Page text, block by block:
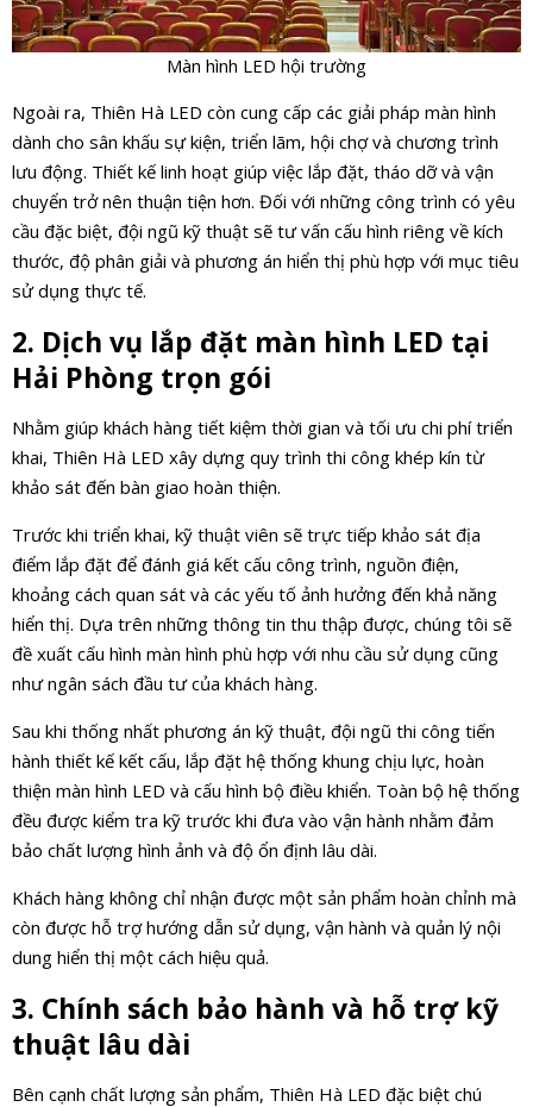
Màn hình LED hội trường
Ngoài ra, Thiên Hà LED còn cung cấp các giải pháp màn hình
dành cho sân khấu sự kiện, triển lãm, hội chợ và chương trình
lưu động. Thiết kế linh hoạt giúp việc lắp đặt, tháo dỡ và vận
chuyển trở nên thuận tiện hơn. Đối với những công trình có yêu
cầu đặc biệt, đội ngũ kỹ thuật sẽ tư vấn cấu hình riêng về kích
thước, độ phân giải và phương án hiển thị phù hợp với mục tiêu
sử dụng thực tế.
2. Dịch vụ lắp đặt màn hình LED tại
Hải Phòng trọn gói
Nhằm giúp khách hàng tiết kiệm thời gian và tối ưu chi phí triển
khai, Thiên Hà LED xây dựng quy trình thi công khép kín từ
khảo sát đến bàn giao hoàn thiện.
Trước khi triển khai, kỹ thuật viên sẽ trực tiếp khảo sát địa
điểm lắp đặt để đánh giá kết cấu công trình, nguồn điện,
khoảng cách quan sát và các yếu tố ảnh hưởng đến khả năng
hiển thị. Dựa trên những thông tin thu thập được, chúng tôi sẽ
đề xuất cấu hình màn hình phù hợp với nhu cầu sử dụng cũng
như ngân sách đầu tư của khách hàng.
Sau khi thống nhất phương án kỹ thuật, đội ngũ thi công tiến
hành thiết kế kết cấu, lắp đặt hệ thống khung chịu lực, hoàn
thiện màn hình LED và cấu hình bộ điều khiển. Toàn bộ hệ thống
đều được kiểm tra kỹ trước khi đưa vào vận hành nhằm đảm
bảo chất lượng hình ảnh và độ ổn định lâu dài.
Khách hàng không chỉ nhận được một sản phẩm hoàn chỉnh mà
còn được hỗ trợ hướng dẫn sử dụng, vận hành và quản lý nội
dung hiển thị một cách hiệu quả.
3. Chính sách bảo hành và hỗ trợ kỹ
thuật lâu dài
Bên cạnh chất lượng sản phẩm, Thiên Hà LED đặc biệt chú